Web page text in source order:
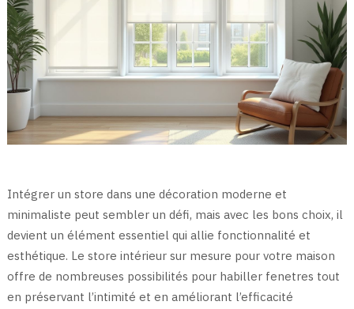
Intégrer un store dans une décoration moderne et
minimaliste peut sembler un défi, mais avec les bons choix, il
devient un élément essentiel qui allie fonctionnalité et
esthétique. Le store intérieur sur mesure pour votre maison
offre de nombreuses possibilités pour habiller fenetres tout
en préservant l’intimité et en améliorant l’efficacité